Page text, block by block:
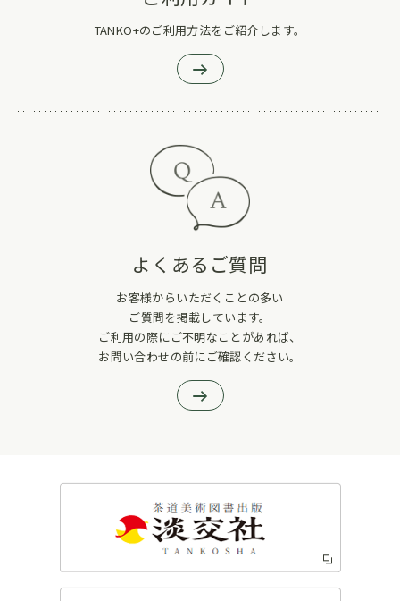
TANKO+のご利用方法をご紹介します。
よくあるご質問
お客様からいただくことの多い
ご質問を掲載しています。
ご利用の際にご不明なことがあれば、
お問い合わせの前にご確認ください。